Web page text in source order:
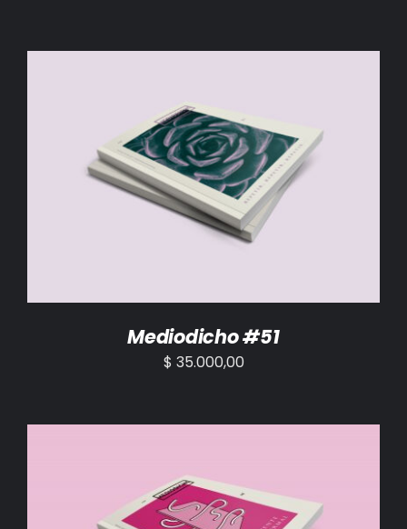
AÑADIR AL CARRITO / DETALLES
Mediodicho #51
$ 35.000,00